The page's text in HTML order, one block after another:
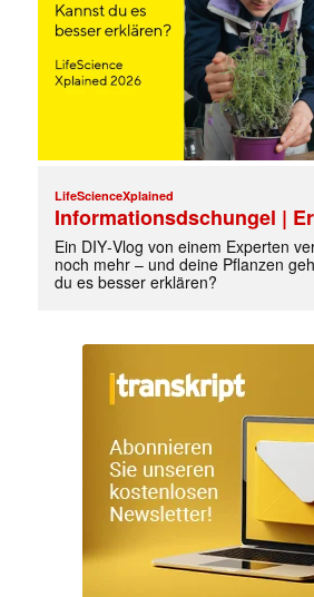
LifeScienceXplained
Informationsdschungel |
Ein DIY‑Vlog von einem Experten
noch mehr – und deine Pflanzen
du es besser erklären?